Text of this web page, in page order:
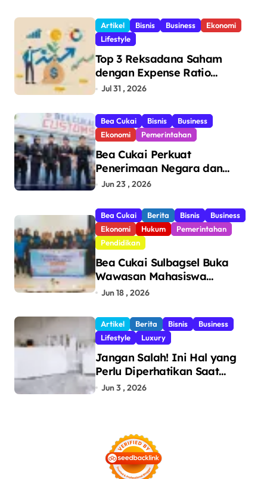
Makassar
Artikel Bisnis Business
Ekonomi
Lifestyle
Top 3 Reksadana Saham
dengan Expense Ratio
Terendah
Jul 31 , 2026
Bea Cukai Bisnis
Business
Ekonomi
Pemerintahan
Bea Cukai Perkuat
Penerimaan Negara dan
Pengawasan, Setor Rp123,8
Jun 23 , 2026
Bea Cukai Berita Bisnis
Business
Ekonomi
Hukum
Pemerintahan
Pendidikan
Bea Cukai Sulbagsel Buka
Wawasan Mahasiswa
Politeknik Bosowa tentang
dan Pencegahan Barang
Ilegal
Jun 18 , 2026
Artikel Berita Bisnis
Business
Lifestyle
Luxury
Jangan Salah! Ini Hal yang
Perlu Diperhatikan Saat
Pasang Big Slab
Jun 3 , 2026